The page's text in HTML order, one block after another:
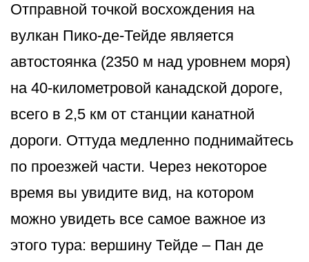
Отправной точкой восхождения на
вулкан Пико-де-Тейде является
автостоянка (2350 м над уровнем моря)
на 40-километровой канадской дороге,
всего в 2,5 км от станции канатной
дороги. Оттуда медленно поднимайтесь
по проезжей части. Через некоторое
время вы увидите вид, на котором
можно увидеть все самое важное из
этого тура: вершину Тейде – Пан де